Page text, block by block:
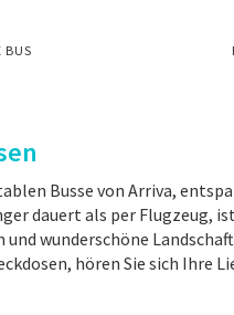
BUS
Busse von Arriva,
dauert als per Flugzeug,
wunderschöne
hören Sie sich Ihre